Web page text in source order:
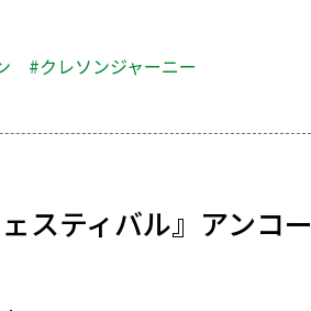
#クレソンジャーニー
スティバル』アンコー